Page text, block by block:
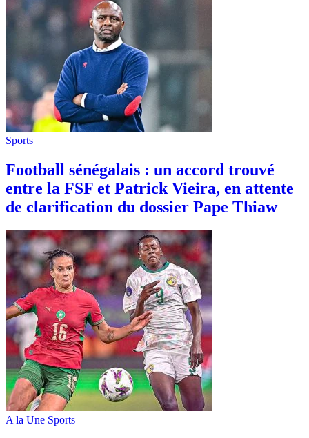
Sports
Football sénégalais : un accord trouvé
entre la FSF et Patrick Vieira, en attente
de clarification du dossier Pape Thiaw
A la Une Sports